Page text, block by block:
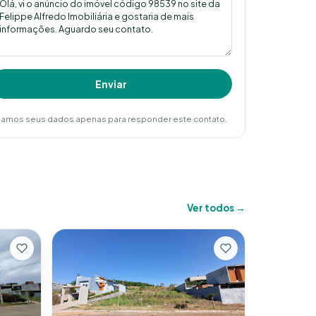
Enviar
seus dados apenas para responder este contato.
Ver todos →